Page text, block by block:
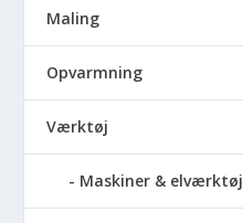
Maling
Opvarmning
Værktøj
Maskiner & elværktøj